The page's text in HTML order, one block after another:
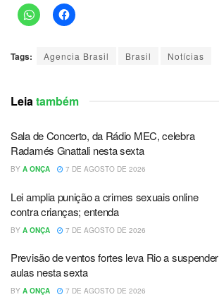
Tags: Agencia Brasil Brasil Notícias
Leiatambém
Sala de Concerto, da Rádio MEC, celebra
Radamés Gnattali nesta sexta
BY A ONÇA 7 DE AGOSTO DE 2026
Lei amplia punição a crimes sexuais online
contra crianças; entenda
BY A ONÇA 7 DE AGOSTO DE 2026
Previsão de ventos fortes leva Rio a suspender
aulas nesta sexta
BY A ONÇA 7 DE AGOSTO DE 2026